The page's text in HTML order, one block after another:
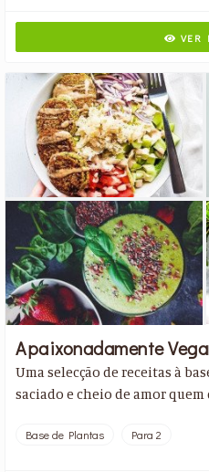
VER
Apaixonadamente
Uma selecção de receitas à
saciado e cheio de amor quem
Base de Plantas Para 2